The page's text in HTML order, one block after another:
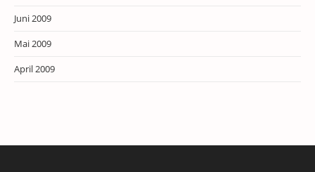
Juni 2009
Mai 2009
April 2009